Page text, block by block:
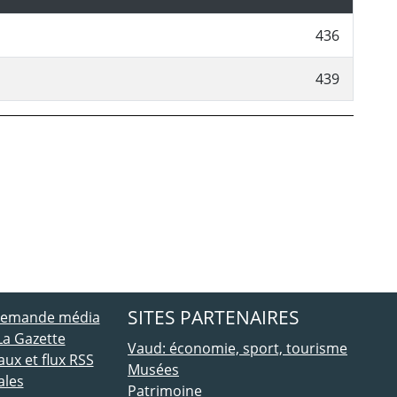
436
439
média
Gazette
et flux RSS
SITES PARTENAIRES
Vaud: économie, sport, tourisme
Musées
Patrimoine